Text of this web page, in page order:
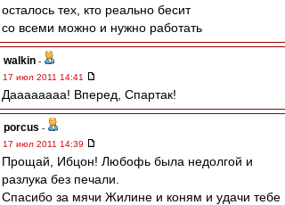
осталось тех, кто реально бесит
со всеми можно и нужно работать
walkin -
17 июл 2011 14:41
Даааааааа! Вперед, Спартак!
porcus -
17 июл 2011 14:39
Прощай, Ибцон! Любофь была недолгой и
разлука без печали.
Спасибо за мячи Жилине и коням и удачи тебе